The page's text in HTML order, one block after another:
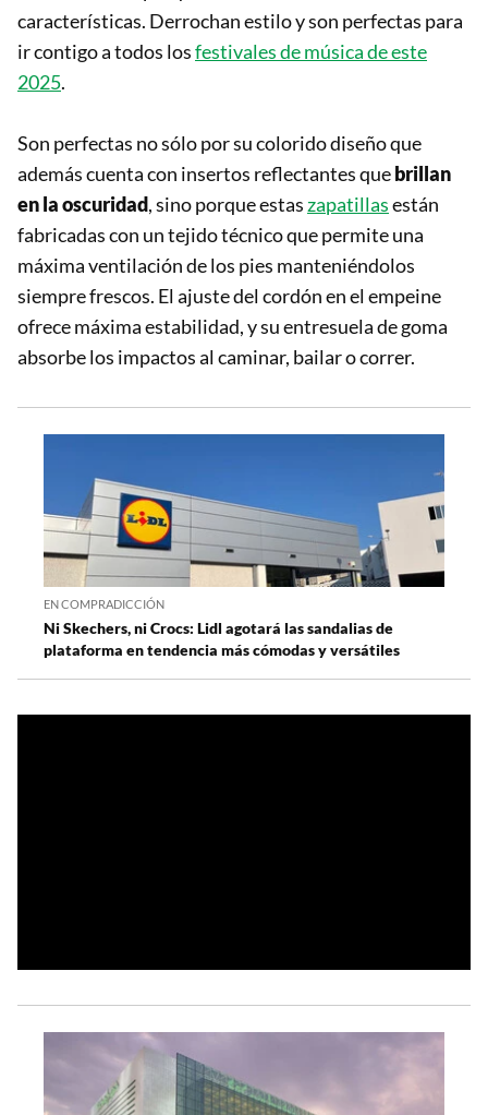
características. Derrochan estilo y son perfectas para
ir contigo a todos losfestivales de música de este
2025.
Son perfectas no sólo por su colorido diseño que
además cuenta con insertos reflectantes quebrillan
en la oscuridad, sino porque estaszapatillasestán
fabricadas con un tejido técnico que permite una
máxima ventilación de los pies manteniéndolos
siempre frescos. El ajuste del cordón en el empeine
ofrece máxima estabilidad, y su entresuela de goma
absorbe los impactos al caminar, bailar o correr.
EN COMPRADICCIÓN
Ni Skechers, ni Crocs: Lidl agotará las sandalias de
plataforma en tendencia más cómodas y versátiles